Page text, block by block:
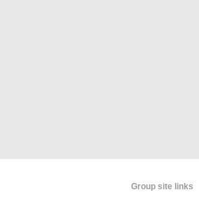
Group site links